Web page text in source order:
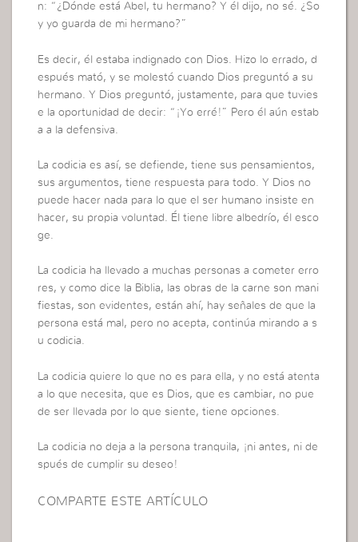
n: “¿Dónde está Abel, tu hermano? Y él dijo, no sé. ¿So
y yo guarda de mi hermano?”
Es decir, él estaba indignado con Dios. Hizo lo errado, d
espués mató, y se molestó cuando Dios preguntó a su
hermano. Y Dios preguntó, justamente, para que tuvies
e la oportunidad de decir: “¡Yo erré!” Pero él aún estab
a a la defensiva.
La codicia es así, se defiende, tiene sus pensamientos,
sus argumentos, tiene respuesta para todo. Y Dios no
puede hacer nada para lo que el ser humano insiste en
hacer, su propia voluntad. Él tiene libre albedrío, él esco
ge.
La codicia ha llevado a muchas personas a cometer erro
res, y como dice la Biblia, las obras de la carne son mani
fiestas, son evidentes, están ahí, hay señales de que la
persona está mal, pero no acepta, continúa mirando a s
u codicia.
La codicia quiere lo que no es para ella, y no está atenta
a lo que necesita, que es Dios, que es cambiar, no pue
de ser llevada por lo que siente, tiene opciones.
La codicia no deja a la persona tranquila, ¡ni antes, ni de
spués de cumplir su deseo!
COMPARTE ESTE ARTÍCULO